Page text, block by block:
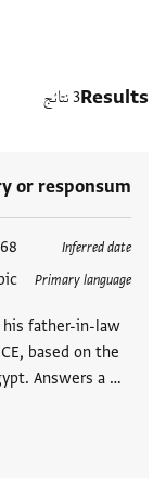
Results3 نتائج
or responsum
Inferred date
CE
Primary language
his father-in-law
based on the
Answers a …
العلامات